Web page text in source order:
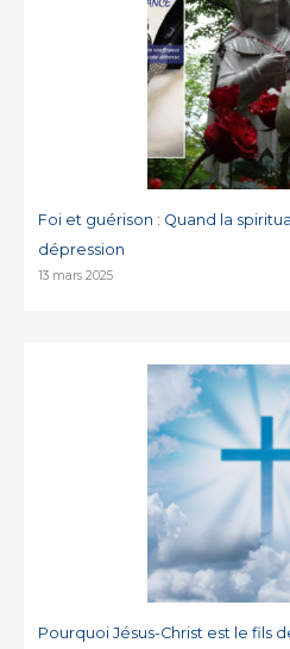
Foi et guérison : Quand la
dépression
13 mars 2025
Pourquoi Jésus-Christ est le fils